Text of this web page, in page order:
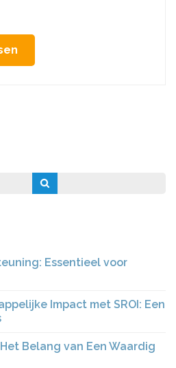
Essentieel voor
Impact met SROI: Een
Belang van Een Waardig